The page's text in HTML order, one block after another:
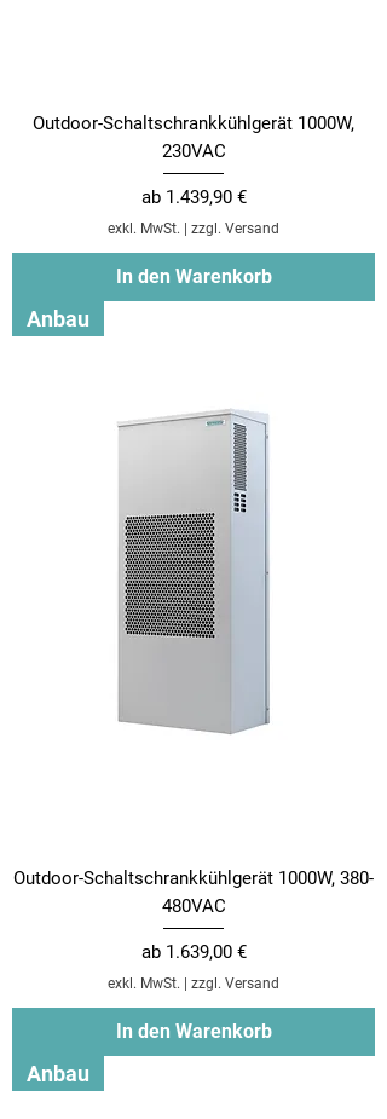
Outdoor-Schaltschrankkühlgerät 1000W,
230VAC
ab 1.439,90 €
Sale-Preis
exkl. MwSt. zzgl. Versand
In den Warenkorb
Anbau
Outdoor-Schaltschrankkühlgerät 1000W, 380-
480VAC
ab 1.639,00 €
Sale-Preis
exkl. MwSt. zzgl. Versand
In den Warenkorb
Anbau